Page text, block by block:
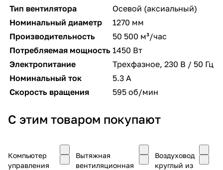
Тип вентилятора
Осевой (аксиальный)
Номинальный диаметр
1270 мм
Производительность
50 500 м³/час
Потребляемая мощность 1450 Вт
Электропитание
Трехфазное, 230 В / 50 Гц
Номинальный ток
5.3 А
Скорость вращения
595 об/мин
С этим товаром покупают
Компьютер
управления
Вытяжная
вентиляционная
Воздуховод
круглый из